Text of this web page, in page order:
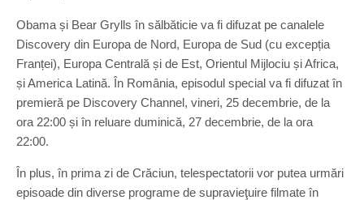
Obama și Bear Grylls în sălbăticie va fi difuzat pe canalele
Discovery din Europa de Nord, Europa de Sud (cu excepția
Franței), Europa Centrală și de Est, Orientul Mijlociu și Africa,
și America Latină. În România, episodul special va fi difuzat în
premieră pe Discovery Channel, vineri, 25 decembrie, de la
ora 22:00 și în reluare duminică, 27 decembrie, de la ora
22:00.
În plus, în prima zi de Crăciun, telespectatorii vor putea urmări
episoade din diverse programe de supravieţuire filmate în